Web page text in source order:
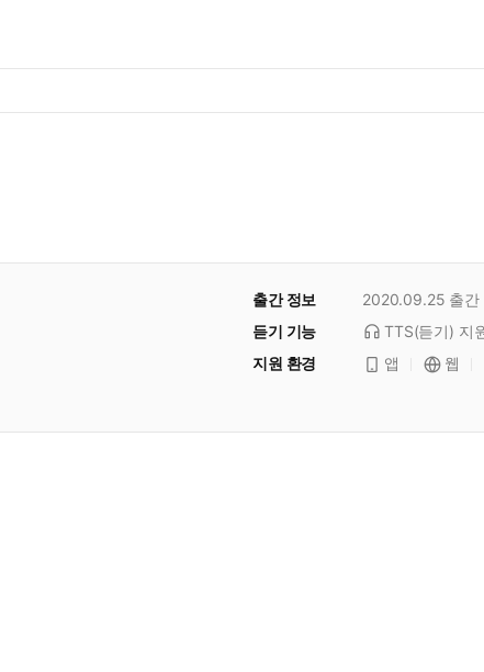
출간 정보 2020.09.25 출간
듣기 기능
TTS(듣기) 지
지원 환경
앱 웹